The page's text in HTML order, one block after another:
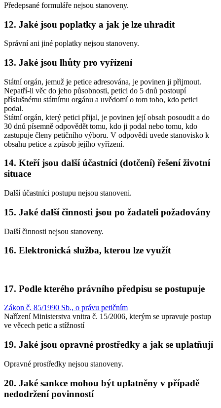
Předepsané formuláře nejsou stanoveny.
12. Jaké jsou poplatky a jak je lze uhradit
Správní ani jiné poplatky nejsou stanoveny.
13. Jaké jsou lhůty pro vyřízení
Státní orgán, jemuž je petice adresována, je povinen ji přijmout.
Nepatří-li věc do jeho působnosti, petici do 5 dnů postoupí
příslušnému státnímu orgánu a uvědomí o tom toho, kdo petici
podal.
Státní orgán, který petici přijal, je povinen její obsah posoudit a do
30 dnů písemně odpovědět tomu, kdo ji podal nebo tomu, kdo
zastupuje členy petičního výboru. V odpovědi uvede stanovisko k
obsahu petice a způsob jejího vyřízení.
14. Kteří jsou další účastníci (dotčení) řešení životní
situace
Další účastníci postupu nejsou stanoveni.
15. Jaké další činnosti jsou po žadateli požadovány
Další činnosti nejsou stanoveny.
16. Elektronická služba, kterou lze využít
17. Podle kterého právního předpisu se postupuje
Zákon č. 85/1990 Sb., o právu petičním
Nařízení Ministerstva vnitra č. 15/2006, kterým se upravuje postup
ve věcech petic a stížností
19. Jaké jsou opravné prostředky a jak se uplatňují
Opravné prostředky nejsou stanoveny.
20. Jaké sankce mohou být uplatněny v případě
nedodržení povinností